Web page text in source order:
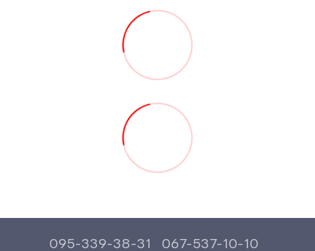
095-339-38-31
067-537-10-10